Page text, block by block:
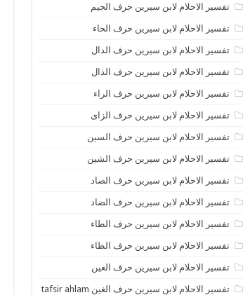
تفسير الاحلام لابن سيرين حرف الجيم
تفسير الاحلام لابن سيرين حرف الحاء
تفسير الاحلام لابن سيرين حرف الدال
تفسير الاحلام لابن سيرين حرف الذال
تفسير الاحلام لابن سيرين حرف الراء
تفسير الاحلام لابن سيرين حرف الزاى
تفسير الاحلام لابن سيرين حرف السين
تفسير الاحلام لابن سيرين حرف الشين
تفسير الاحلام لابن سيرين حرف الصاد
تفسير الاحلام لابن سيرين حرف الضاد
تفسير الاحلام لابن سيرين حرف الطاء
تفسير الاحلام لابن سيرين حرف الظاء
تفسير الاحلام لابن سيرين حرف العين
تفسير الاحلام لابن سيرين حرف الغين tafsir ahlam